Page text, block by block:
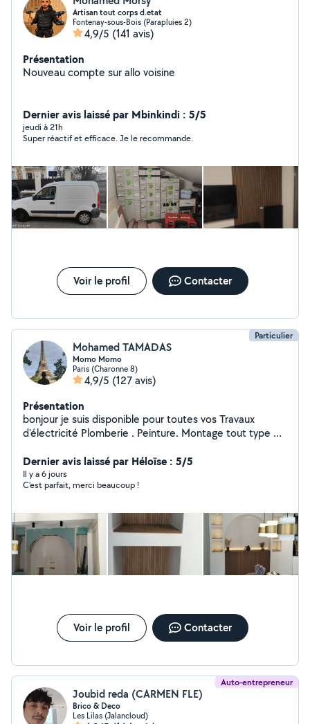
Artisan tout corps d.etat
Fontenay-sous-Bois (Parapluies 2)
4,9/5 (141 avis)
Présentation
Nouveau compte sur allo voisine
Dernier avis laissé par Mbinkindi : 5/5
jeudi à 21h
Super réactif et efficace. Je le recommande.
Voir le profil Contacter
Particulier
Mohamed TAMADAS
Momo Momo
Paris (Charonne 8)
4,9/5 (127 avis)
Présentation
bonjour je suis disponible pour toutes vos Travaux
d'électricité Plomberie . Peinture. Montage tout type de
dynamique
Dernier avis laissé par Héloïse : 5/5
Il y a 6 jours
C'est parfait, merci beaucoup !
Voir le profil Contacter
Auto-entrepreneur
Joubid reda (CARMEN FLE)
Brico & Deco
Les Lilas (Jalancloud)